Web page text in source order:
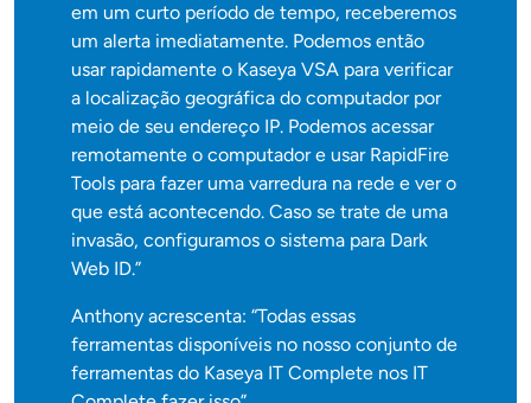
em um curto período de tempo, receberemos
um alerta imediatamente. Podemos então
usar rapidamente o Kaseya VSA para verificar
a localização geográfica do computador por
meio de seu endereço IP. Podemos acessar
remotamente o computador e usar RapidFire
Tools para fazer uma varredura na rede e ver o
que está acontecendo. Caso se trate de uma
invasão, configuramos o sistema para Dark
Web ID.”
Anthony acrescenta: “Todas essas
ferramentas disponíveis no nosso conjunto de
ferramentas do Kaseya IT Complete nos IT